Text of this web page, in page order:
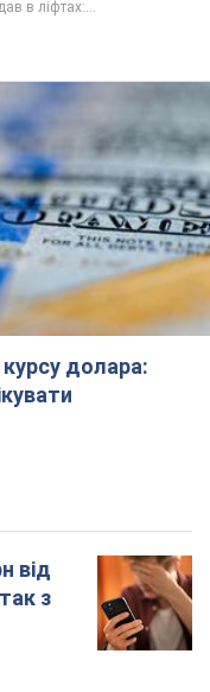
долара:
від
з